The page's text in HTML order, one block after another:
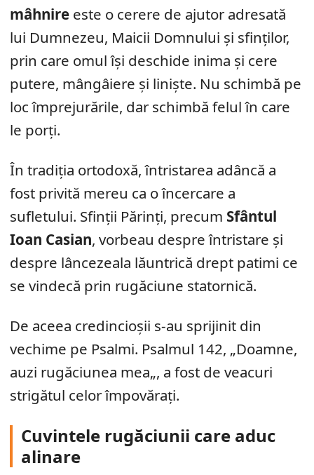
mâhnire este o cerere de ajutor adresată
lui Dumnezeu, Maicii Domnului și sfinților,
prin care omul își deschide inima și cere
putere, mângâiere și liniște. Nu schimbă pe
loc împrejurările, dar schimbă felul în care
le porți.
În tradiția ortodoxă, întristarea adâncă a
fost privită mereu ca o încercare a
sufletului. Sfinții Părinți, precum Sfântul
Ioan Casian, vorbeau despre întristare și
despre lâncezeala lăuntrică drept patimi ce
se vindecă prin rugăciune statornică.
De aceea credincioșii s-au sprijinit din
vechime pe Psalmi. Psalmul 142, „Doamne,
auzi rugăciunea mea„, a fost de veacuri
strigătul celor împovărați.
Cuvintele rugăciunii care aduc
alinare